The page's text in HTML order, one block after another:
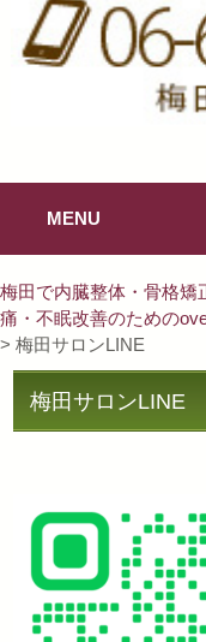
MENU
梅田で内臓整体・骨格
痛・不眠改善のための
> 梅田サロンLINE
梅田サロンLINE